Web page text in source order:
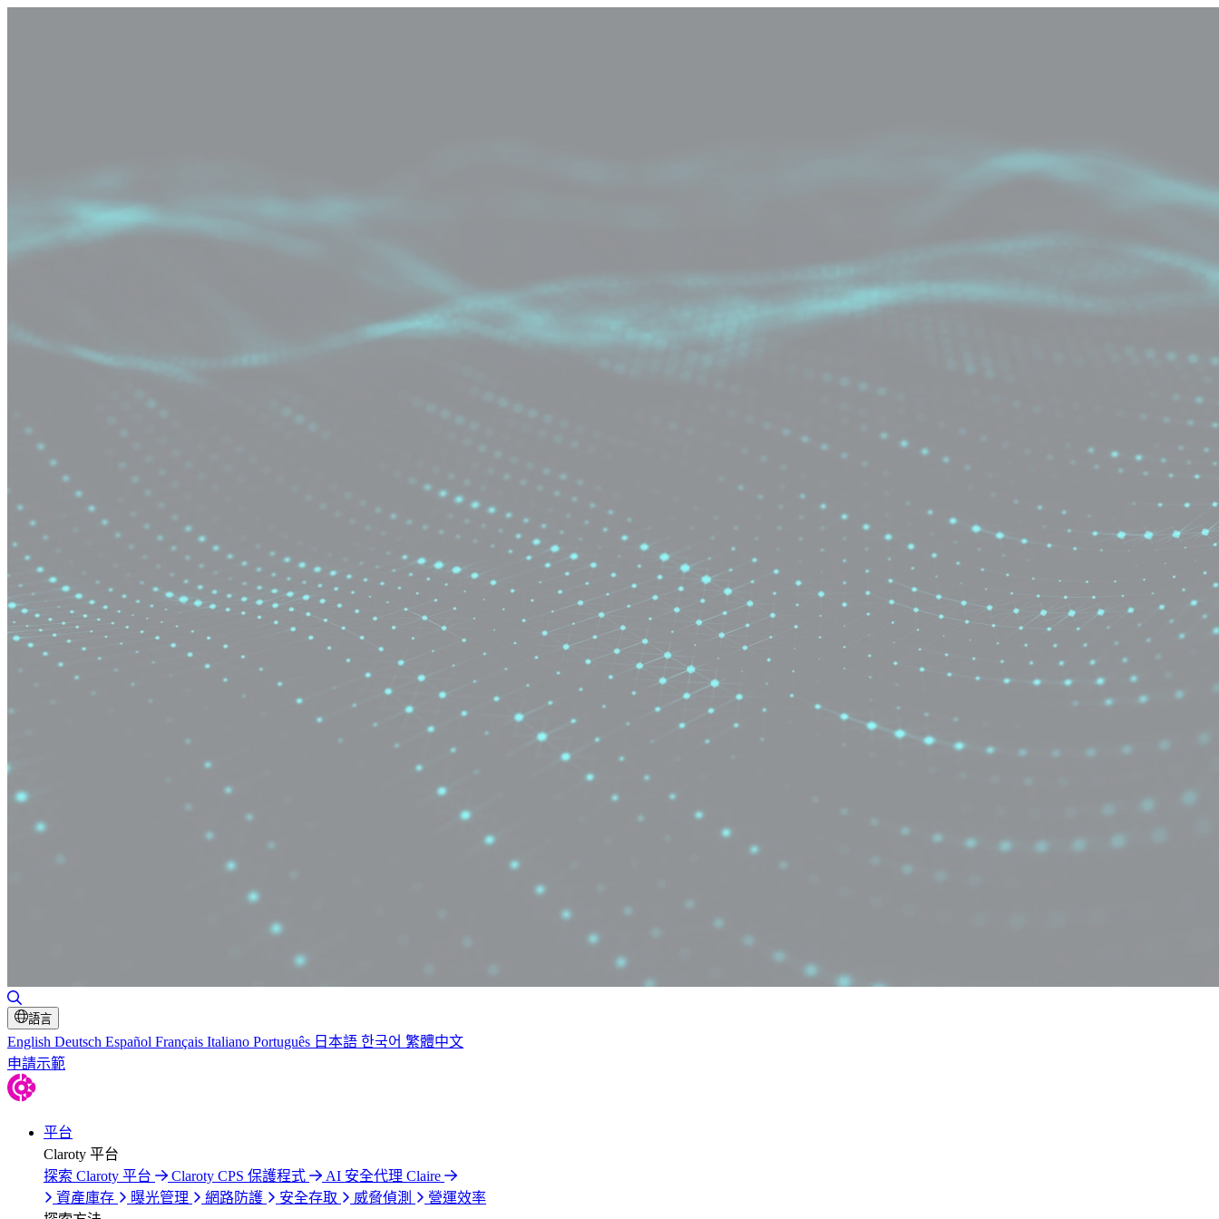
切換搜尋
語言
English Deutsch Español Français Italiano Português 日本語 한국어 繁體中文
申請示範
平台
Claroty 平台
探索 Claroty 平台
Claroty CPS 保護程式
AI 安全代理 Claire
資產庫存
曝光管理 網路防護 安全存取 威脅偵測
營運效率